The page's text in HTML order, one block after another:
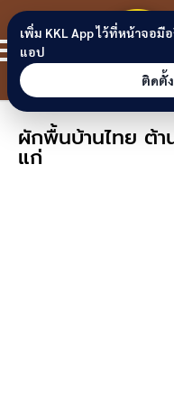
Skip to content
ผักพื้นบ้านไทย ต้า
แก่
เพิ่ม KKL App ไว้ที่หน้าจอมื
แอป
ติดตั้ง